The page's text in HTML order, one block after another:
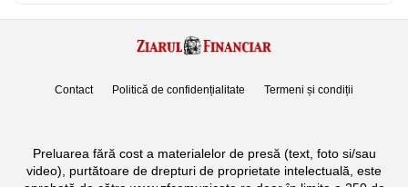
Contact Politică de confidențialitate Termeni și condiții
Preluarea fără cost a materialelor de presă (text, foto si/sau
video), purtătoare de drepturi de proprietate intelectuală, este